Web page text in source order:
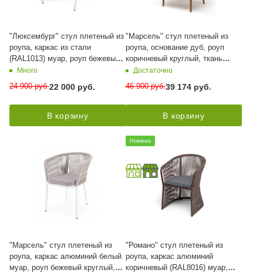
"Люксембург" стул плетеный из
роупа, каркас из стали
(RAL1013) муар, роуп бежевый
круглый, ткань бежевая 15052
Много
24 900руб.22 000 руб.
В корзину
"Марсель" стул плетеный из
роупа, основание дуб, роуп
коричневый круглый, ткань
темно-серая 027
Достаточно
46 900руб.39 174руб.
В корзину
"Марсель" стул плетеный из
роупа, каркас алюминий белый
муар, роуп бежевый круглый,
Новинка
"Романо" стул плетеный из
роупа, каркас алюминий
коричневый (RAL8016) муар,